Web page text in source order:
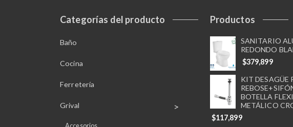
Categorías del producto
Baño
Cocina
Ferretería
Grival
Productos
SANITARIO
REDONDO
$379,899
KIT DESAGÜE
BOTELLA
METÁLICO
$117,899